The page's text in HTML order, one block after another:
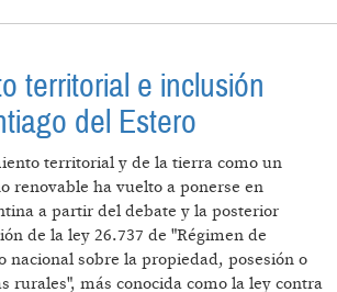
SANTIAGO DEL ESTERO
territorial e inclusión
del Estero
territorial y de la tierra como un
renovable ha vuelto a ponerse en
a partir del debate y la posterior
de la ley 26.737 de "Régimen de
nacional sobre la propiedad, posesión o
rurales", más conocida como la ley contra